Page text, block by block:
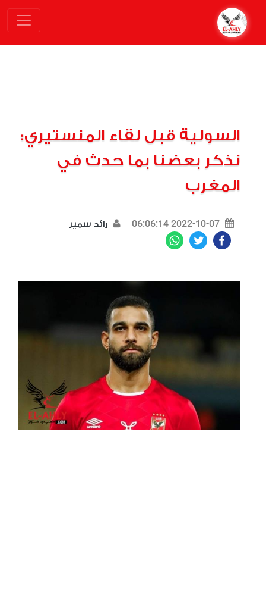
السولية قبل لقاء المنستيري:
نذكر بعضنا بما حدث في
المغرب
2022-10-07 06:06:14 رائد سمير
Facebook
Twitter